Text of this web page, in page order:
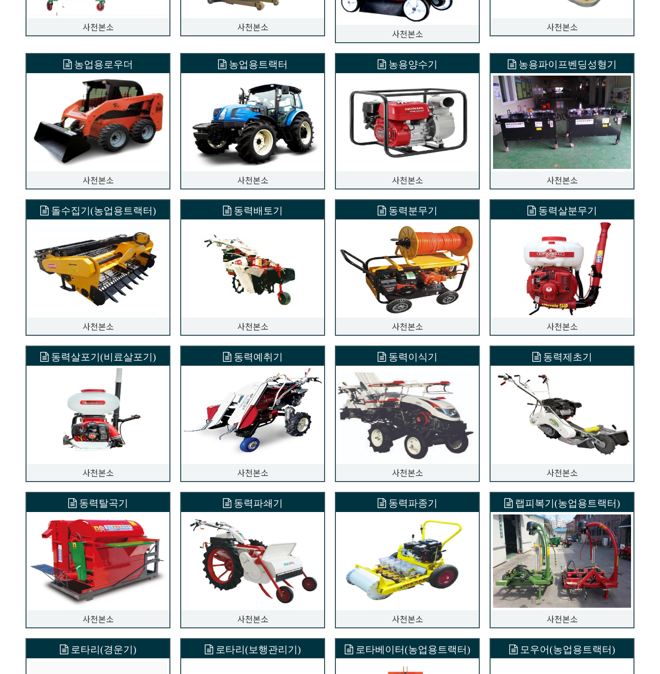
사천본소 사천본소
사천본소
사천본소
농업용로우더
사천본소
농업용트랙터
사천본소
농용양수기
사천본소
농용파이프벤딩성형기
사천본소
돌수집기(농업용트랙터)
사천본소
동력배토기
사천본소
동력분무기
사천본소
동력살분무기
사천본소
동력살포기(비료살포기)
사천본소
동력예취기
사천본소
동력이식기
사천본소
동력제초기
사천본소
동력탈곡기
사천본소
동력파쇄기
사천본소
동력파종기
사천본소
랩피복기(농업용트랙터)
사천본소
로타리(경운기) 로타리(보행관리기) 로타베이터(농업용트랙터) 모우어(농업용트랙터)